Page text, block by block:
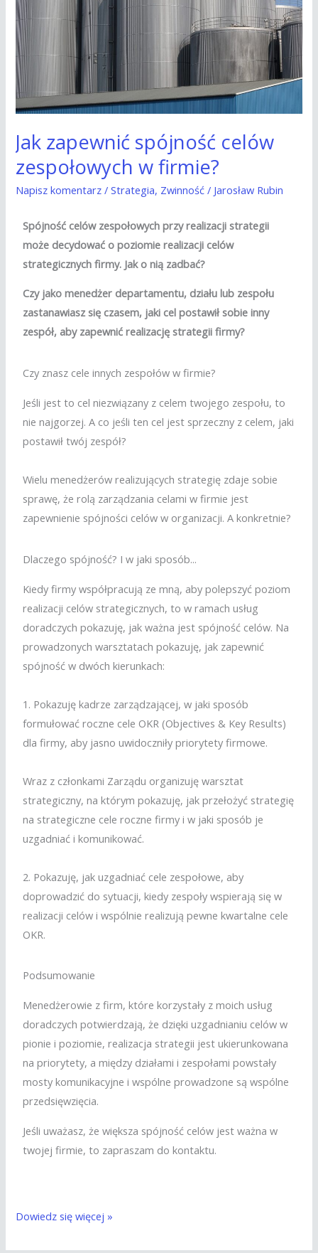
Jak zapewnić spójność celów
zespołowych w firmie?
Napisz komentarz /Strategia, Zwinność / Jarosław Rubin
Spójność celów zespołowych przy realizacji strategii
może decydować o poziomie realizacji celów
strategicznych firmy. Jak o nią zadbać?
Czy jako menedżer departamentu, działu lub zespołu
zastanawiasz się czasem, jaki cel postawił sobie inny
zespół, aby zapewnić realizację strategii firmy?
Czy znasz cele innych zespołów w firmie?
Jeśli jest to cel niezwiązany z celem twojego zespołu, to
nie najgorzej. A co jeśli ten cel jest sprzeczny z celem, jaki
postawił twój zespół?
Wielu menedżerów realizujących strategię zdaje sobie
sprawę, że rolą zarządzania celami w firmie jest
zapewnienie spójności celów w organizacji. A konkretnie?
Dlaczego spójność? I w jaki sposób...
Kiedy firmy współpracują ze mną, aby polepszyć poziom
realizacji celów strategicznych, to w ramach usług
doradczych pokazuję, jak ważna jest spójność celów. Na
prowadzonych warsztatach pokazuję, jak zapewnić
spójność w dwóch kierunkach:
1. Pokazuję kadrze zarządzającej, w jaki sposób
formułować roczne cele OKR (Objectives & Key Results)
dla firmy, aby jasno uwidoczniły priorytety firmowe.
Wraz z członkami Zarządu organizuję warsztat
strategiczny, na którym pokazuję, jak przełożyć strategię
na strategiczne cele roczne firmy i w jaki sposób je
uzgadniać i komunikować.
2. Pokazuję, jak uzgadniać cele zespołowe, aby
doprowadzić do sytuacji, kiedy zespoły wspierają się w
realizacji celów i wspólnie realizują pewne kwartalne cele
OKR.
Podsumowanie
Menedżerowie z firm, które korzystały z moich usług
doradczych potwierdzają, że dzięki uzgadnianiu celów w
pionie i poziomie, realizacja strategii jest ukierunkowana
na priorytety, a między działami i zespołami powstały
mosty komunikacyjne i wspólne prowadzone są wspólne
przedsięwzięcia.
Jeśli uważasz, że większa spójność celów jest ważna w
twojej firmie, to zapraszam do kontaktu.
zespołowych
w
firmie?
Dowiedz się więcej »